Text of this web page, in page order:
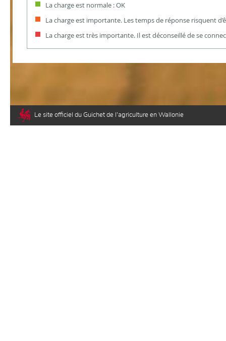
La charge est normale : OK
La charge est importante. Les temps de réponse risquent
La charge est très importante. Il est déconseillé de se
Le site officiel du Guichet de l’agriculture en Wallonie